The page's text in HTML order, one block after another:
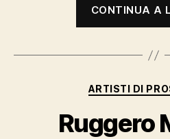
CONTINUA A
ARTISTI DI
Ruggero